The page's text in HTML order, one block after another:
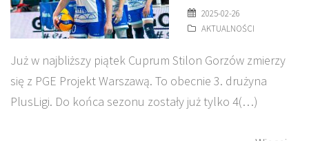
2025-02-26
AKTUALNOŚCI
Już w najbliższy piątek Cuprum Stilon Gorzów zmierzy
się z PGE Projekt Warszawą. To obecnie 3. drużyna
PlusLigi. Do końca sezonu zostały już tylko 4(…)